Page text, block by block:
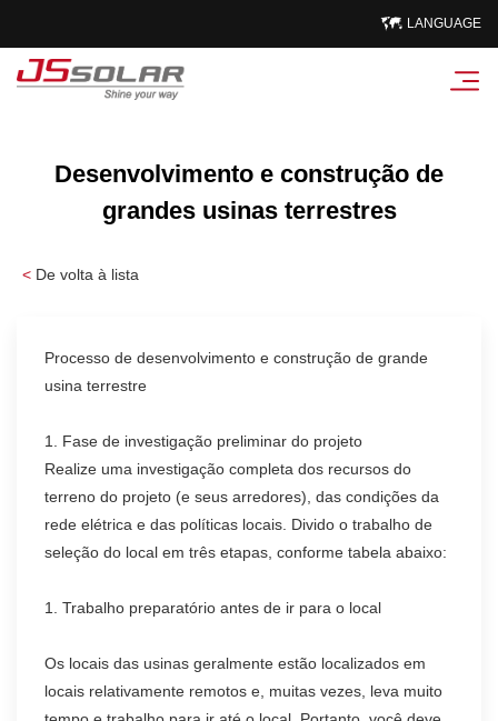
LANGUAGE
Desenvolvimento e construção de
grandes usinas terrestres
< De volta à lista
Processo de desenvolvimento e construção de grande
usina terrestre
1. Fase de investigação preliminar do projeto
Realize uma investigação completa dos recursos do
terreno do projeto (e seus arredores), das condições da
rede elétrica e das políticas locais. Divido o trabalho de
seleção do local em três etapas, conforme tabela abaixo:
1. Trabalho preparatório antes de ir para o local
Os locais das usinas geralmente estão localizados em
locais relativamente remotos e, muitas vezes, leva muito